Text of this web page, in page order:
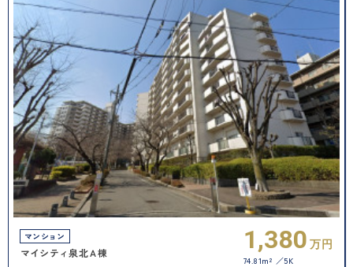
マンション
マイシティ泉北Ａ棟 1,380 万円
74.81m² 5K